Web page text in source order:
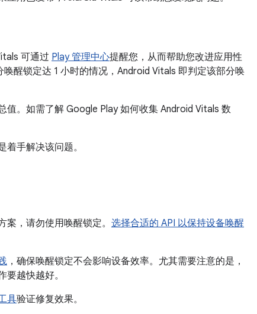
可通过 Play 管理中心提醒您，从而帮助您改进应用性
醒锁定达 1 小时的情况，Android Vitals 即判定该部分唤
。如需了解 Google Play 如何收集 Android Vitals 数
手解决该问题。
，请勿使用唤醒锁定。 选择合适的 API 以保持设备唤醒
，确保唤醒锁定不会影响设备效率。尤其需要注意的是，
越快越好。
具验证修复效果。